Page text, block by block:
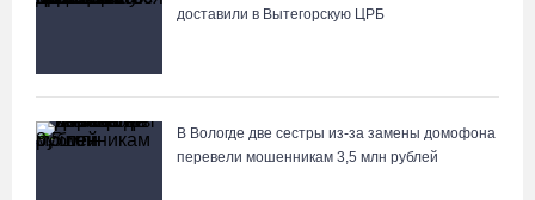
доставили в Вытегорскую ЦРБ
В Вологде две сестры из-за замены домофона
перевели мошенникам 3,5 млн рублей